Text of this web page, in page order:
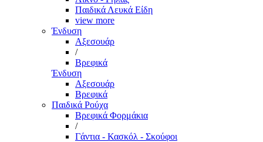
Παιδικά Λευκά Είδη
view more
Ένδυση
Αξεσουάρ
/
Βρεφικά
Ένδυση
Αξεσουάρ
Βρεφικά
Παιδικά Ρούχα
Βρεφικά Φορμάκια
/
Γάντια - Κασκόλ - Σκούφοι